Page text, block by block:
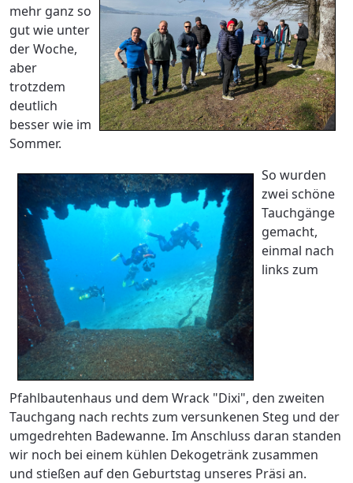
mehr ganz so
gut wie unter
der Woche,
aber
trotzdem
deutlich
besser wie im
Sommer.
So wurden
zwei schöne
Tauchgänge
gemacht,
einmal nach
links zum
Pfahlbautenhaus und dem Wrack "Dixi", den zweiten
Tauchgang nach rechts zum versunkenen Steg und der
umgedrehten Badewanne. Im Anschluss daran standen
wir noch bei einem kühlen Dekogetränk zusammen
und stießen auf den Geburtstag unseres Präsi an.